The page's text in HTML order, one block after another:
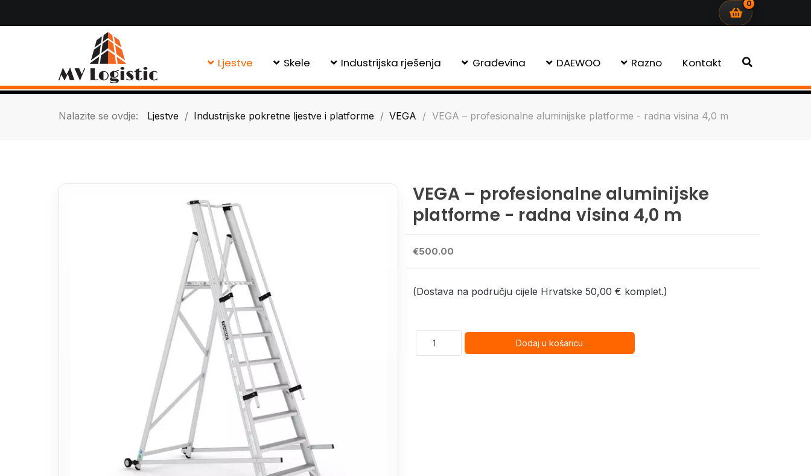
0
Ljestve Skele Industrijska rješenja Građevina DAEWOO Razno Kontakt
Nalazite se ovdje: Ljestve Industrijske pokretne ljestve i platforme VEGA VEGA – profesionalne aluminijske platforme - radna visina 4,0 m
VEGA – profesionalne aluminijske
platforme - radna visina 4,0 m
€500.00
(Dostava na području cijele Hrvatske 50,00 € komplet.)